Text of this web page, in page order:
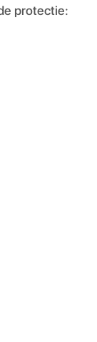
protectie: